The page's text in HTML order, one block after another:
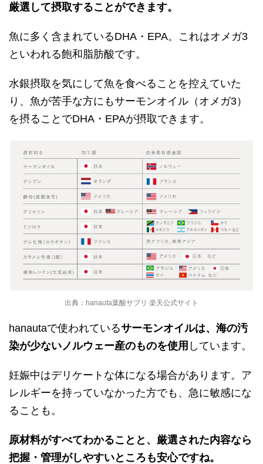
厳選して摂取することができます。
魚に多く含まれているDHA・EPA。これはオメガ3
といわれる飽和脂肪酸です。
水銀摂取を気にして魚を食べることを控えていた
り、魚が苦手な方にもサーモンオイル（オメガ3）
を摂ることでDHA・EPAが摂取できます。
出典：hanauta葉酸サプリ 楽天公式サイト
hanautaで使われているサーモンオイルは、海の汚
染が少ないノルウェー産のものを使用 しています。
妊娠中はデリケートな体になる場合があります。ア
レルギーを持っていなかった方でも、急に敏感にな
ることも。
原材料がすべてわかることと、厳選された内容なら
把握・管理がしやすいところも安心ですね。